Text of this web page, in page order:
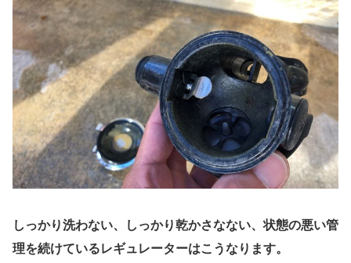
しっかり洗わない、しっかり乾かさなない、状態の悪い管
理を続けているレギュレーターはこうなります。